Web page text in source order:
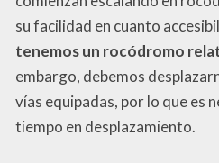
su facilidad en cuanto
tenemos un rocódromo
embargo, debemos
vías equipadas, por lo que es
tiempo en desplazamiento.